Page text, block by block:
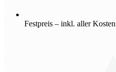
Festpreis – inkl. aller Kosten